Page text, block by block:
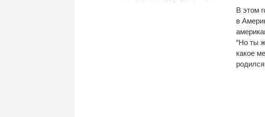
В этом
в
“Но ты
какое